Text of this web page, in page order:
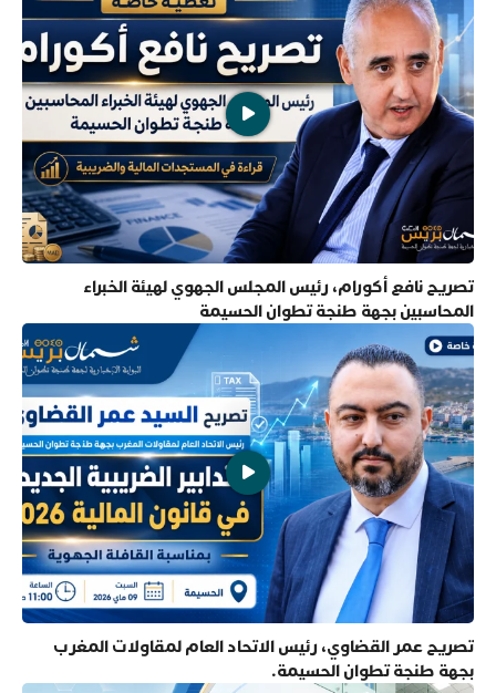
تصريح نافع أكورام، رئيس المجلس الجهوي لهيئة الخبراء
المحاسبين بجهة طنجة تطوان الحسيمة
تصريح عمر القضاوي، رئيس الاتحاد العام لمقاولات المغرب
بجهة طنجة تطوان الحسيمة.